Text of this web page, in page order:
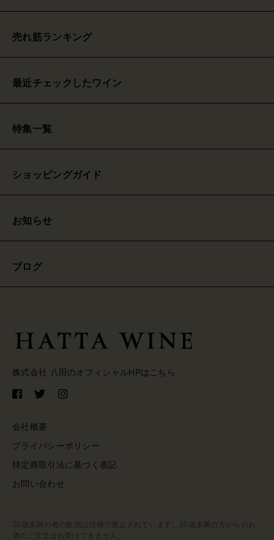
売れ筋ランキング
最近チェックしたワイン
特集一覧
ショッピングガイド
お知らせ
ブログ
会社概要
プライバシーポリシー
特定商取引法に基づく表記
お問い合わせ
株式会社 八田のオフィシャルHPはこちら
20歳未満の者の飲酒は法律で禁止されています。20歳未満の方からのお
酒のご注文はお受けできません。